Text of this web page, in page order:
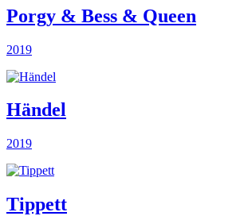
Porgy & Bess & Queen
2019
Händel
2019
Tippett